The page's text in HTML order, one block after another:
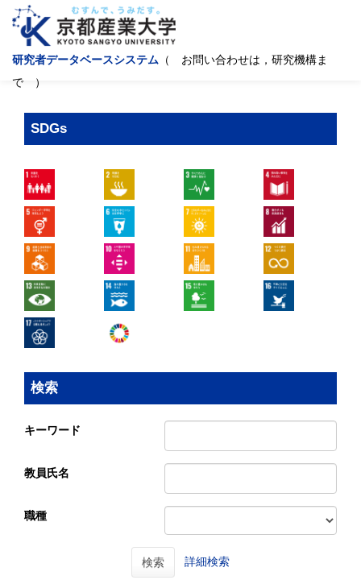
研究者データベースシステム （ お問い合わせは，研究機構ま
で ）
SDGs
検索
キーワード
教員氏名
職種
検索 詳細検索